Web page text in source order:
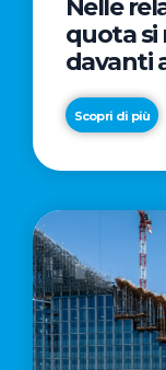
Nelle
quota si
davanti
Scopri di più